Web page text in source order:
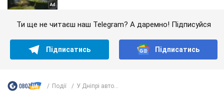
Ти ще не читаєш наш Telegram? А даремно! Підписуйся
Підписатись Підписатись
Події У Дніпрі авто...